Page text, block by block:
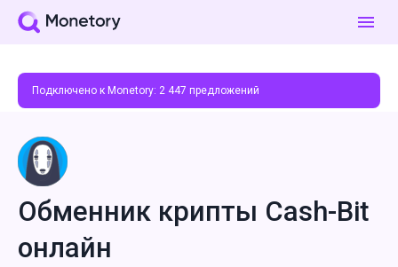
Подключено к Monetory: 2 447 предложений
Обменник крипты Cash-Bit
онлайн